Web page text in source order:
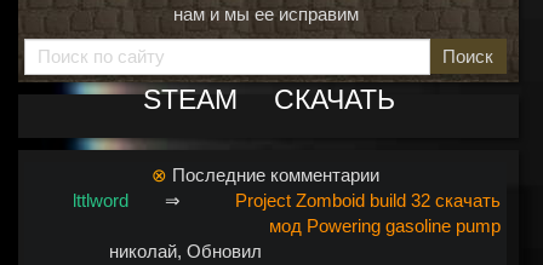
нам и мы ее исправим
Поиск
STEAM СКАЧАТЬ
⊗ Последние комментарии
lttlword
⇒
Project Zomboid build 32 скачать
мод Powering gasoline pump
николай, Обновил